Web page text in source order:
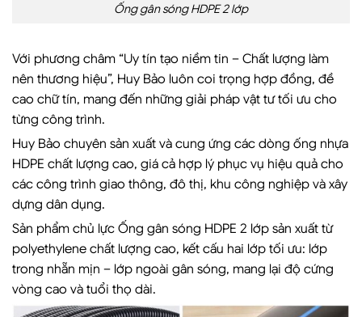
Ống gân sóng HDPE 2 lớp
Với phương châm “Uy tín tạo niềm tin – Chất lượng làm
nên thương hiệu”, Huy Bảo luôn coi trọng hợp đồng, đề
cao chữ tín, mang đến những giải pháp vật tư tối ưu cho
từng công trình.
Huy Bảo chuyên sản xuất và cung ứng các dòng ống nhựa
HDPE chất lượng cao, giá cả hợp lý phục vụ hiệu quả cho
các công trình giao thông, đô thị, khu công nghiệp và xây
dựng dân dụng.
Sản phẩm chủ lực Ống gân sóng HDPE 2 lớp sản xuất từ
polyethylene chất lượng cao, kết cấu hai lớp tối ưu: lớp
trong nhẵn mịn – lớp ngoài gân sóng, mang lại độ cứng
vòng cao và tuổi thọ dài.